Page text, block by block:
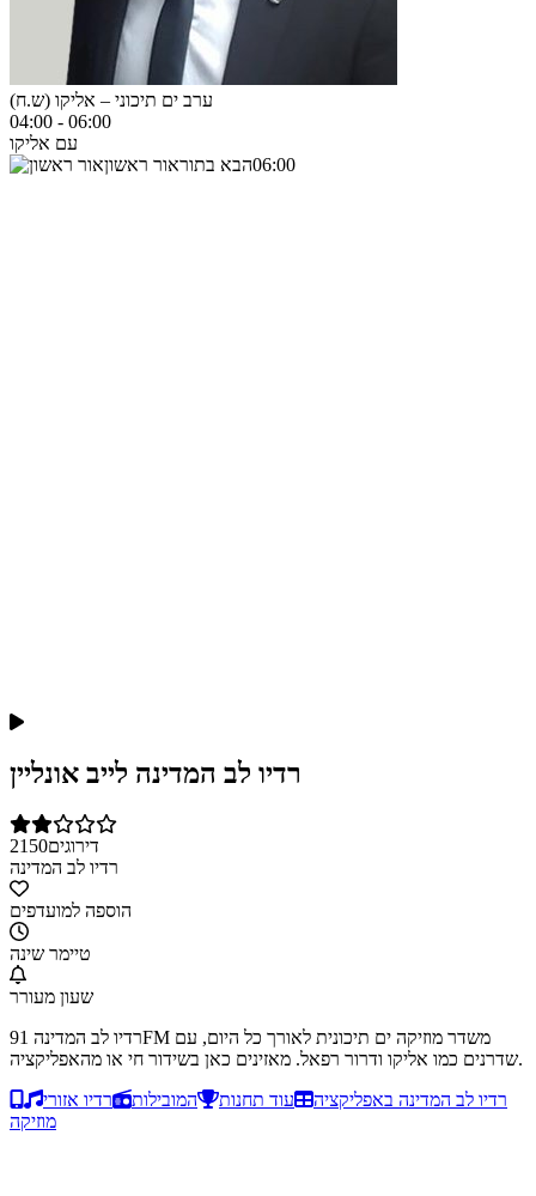
ערב ים תיכוני – אליקו (ש.ח)
04:00 - 06:00
עם אליקו
הבא בתוראור ראשון 06:00
רדיו לב המדינה לייב אונליין
2150דירוגים
רדיו לב המדינה
הוספה למועדפים
טיימר שינה
שעון מעורר
רדיו לב המדינה 91FM משדר מוזיקה ים תיכונית לאורך כל היום, עם
שדרנים כמו אליקו ודרור רפאל. מאזינים כאן בשידור חי או מהאפליקציה.
רדיו לב המדינה באפליקציה
עוד תחנות המובילות
רדיו אזורי
מוזיקה